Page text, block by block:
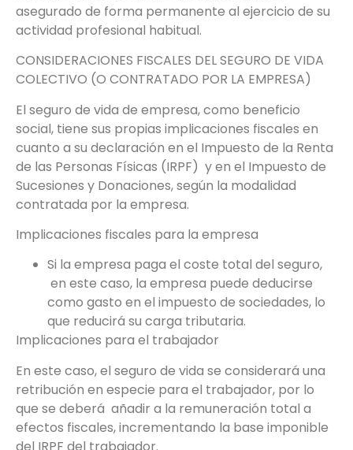
asegurado de forma permanente al ejercicio de su
actividad profesional habitual.
CONSIDERACIONES FISCALES DEL SEGURO DE VIDA
COLECTIVO (O CONTRATADO POR LA EMPRESA)
El seguro de vida de empresa, como beneficio
social, tiene sus propias implicaciones fiscales en
cuanto a su declaración en el Impuesto de la Renta
de las Personas Físicas (IRPF) y en el Impuesto de
Sucesiones y Donaciones, según la modalidad
contratada por la empresa.
Implicaciones fiscales para la empresa
Si la empresa paga el coste total del seguro,
en este caso, la empresa puede deducirse
como gasto en el impuesto de sociedades, lo
que reducirá su carga tributaria.
Implicaciones para el trabajador
En este caso, el seguro de vida se considerará una
retribución en especie para el trabajador, por lo
que se deberá añadir a la remuneración total a
efectos fiscales, incrementando la base imponible
del IRPF del trabajador.